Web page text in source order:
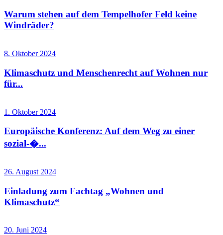
Warum stehen auf dem Tempelhofer Feld keine
Windräder?
8. Oktober 2024
Klimaschutz und Menschenrecht auf Wohnen nur
für...
1. Oktober 2024
Europäische Konferenz: Auf dem Weg zu einer
sozial-�...
26. August 2024
Einladung zum Fachtag „Wohnen und
Klimaschutz“
20. Juni 2024